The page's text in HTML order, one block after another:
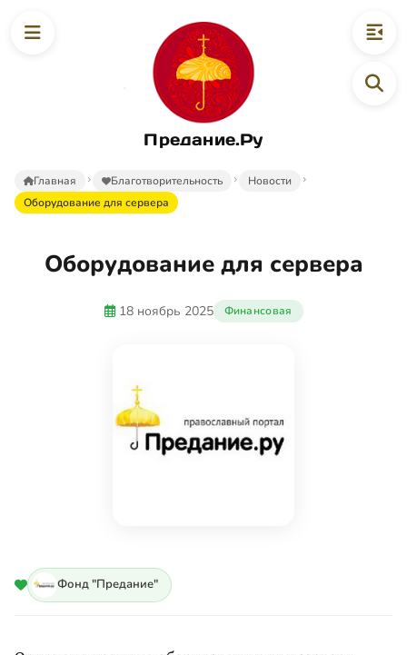
Предание.Ру
Главная Благотворительность
Новости
Оборудование для сервера
Оборудование для сервера
18 ноябрь 2025 Финансовая
Фонд "Предание"